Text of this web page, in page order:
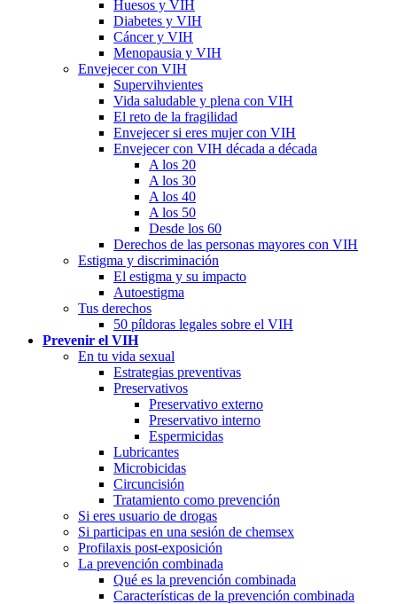
Huesos y VIH
Diabetes y VIH
Cáncer y VIH
Menopausia y VIH
Envejecer con VIH
Supervihvientes
Vida saludable y plena con VIH
El reto de la fragilidad
Envejecer si eres mujer con VIH
Envejecer con VIH década a década
A los 20
A los 30
A los 40
A los 50
Desde los 60
Derechos de las personas mayores con VIH
Estigma y discriminación
El estigma y su impacto
Autoestigma
Tus derechos
50 píldoras legales sobre el VIH
Prevenir el VIH
En tu vida sexual
Estrategias preventivas
Preservativos
Preservativo externo
Preservativo interno
Espermicidas
Lubricantes
Microbicidas
Circuncisión
Tratamiento como prevención
Si eres usuario de drogas
Si participas en una sesión de chemsex
Profilaxis post-exposición
La prevención combinada
Qué es la prevención combinada
Características de la prevención combinada